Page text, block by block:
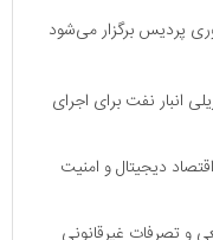
انبار نفت برای اجرای
دیجیتال و امنیت
تصرفات غیرقانونی